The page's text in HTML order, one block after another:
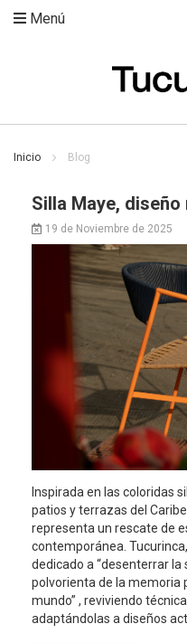
Menú
Inicio Blog
Silla Maye, diseño
19 de Noviembre de 2025
Inspirada en las coloridas
patios y terrazas del
representa un rescate de
contemporánea.
dedicado a “desenterrar la
polvorienta de la memoria
mundo” , reviviendo
adaptándolas a diseños